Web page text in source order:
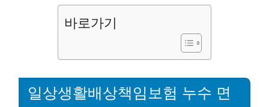
바로가기
일상생활배상책임보험 누수 면